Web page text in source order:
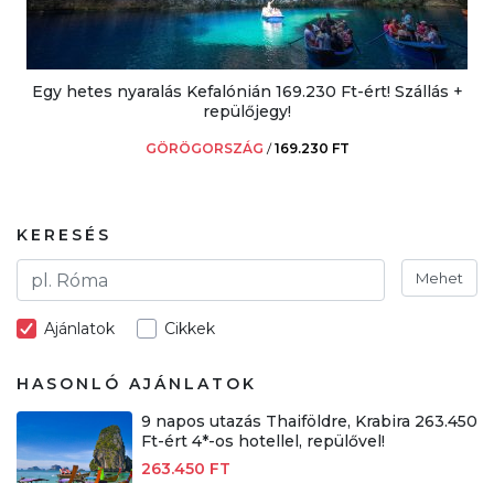
Egy hetes nyaralás Kefalónián 169.230 Ft-ért! Szállás +
repülőjegy!
GÖRÖGORSZÁG /169.230 FT
KERESÉS
Mehet
Ajánlatok Cikkek
HASONLÓ AJÁNLATOK
9 napos utazás Thaiföldre, Krabira 263.450
Ft-ért 4*-os hotellel, repülővel!
263.450 FT